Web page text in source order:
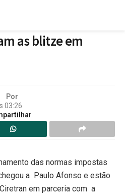
as blitze em
Por
03:26
das normas impostas
a Paulo Afonso e estão
em parceria com a